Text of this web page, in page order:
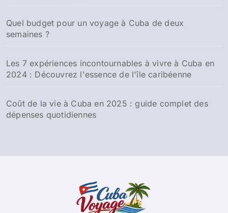
Quel budget pour un voyage à Cuba de deux
semaines ?
Les 7 expériences incontournables à vivre à Cuba en
2024 : Découvrez l'essence de l'île caribéenne
Coût de la vie à Cuba en 2025 : guide complet des
dépenses quotidiennes